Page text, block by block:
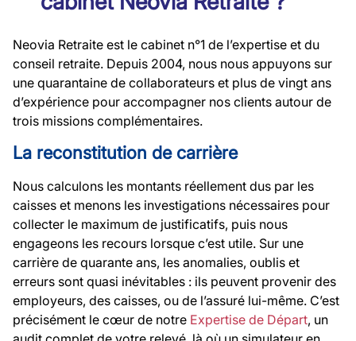
Neovia Retraite est le cabinet n°1 de l’expertise et du
conseil retraite. Depuis 2004, nous nous appuyons sur
une quarantaine de collaborateurs et plus de vingt ans
d’expérience pour accompagner nos clients autour de
trois missions complémentaires.
La reconstitution de carrière
Nous calculons les montants réellement dus par les
caisses et menons les investigations nécessaires pour
collecter le maximum de justificatifs, puis nous
engageons les recours lorsque c’est utile. Sur une
carrière de quarante ans, les anomalies, oublis et
erreurs sont quasi inévitables : ils peuvent provenir des
employeurs, des caisses, ou de l’assuré lui-même. C’est
précisément le cœur de notre Expertise de Départ, un